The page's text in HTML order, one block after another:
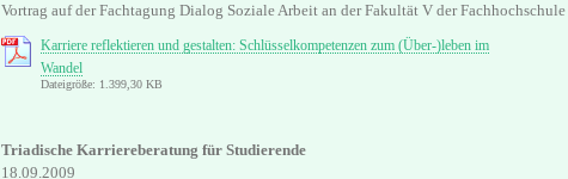
Vortrag auf der Fachtagung Dialog Soziale Arbeit an der Fakultät V der
Karriere reflektieren und gestalten: Schlüsselkompetenzen zum (Über-)leben im
Wandel
Dateigröße: 1.399,30 KB
Triadische Karriereberatung für Studierende
18.09.2009